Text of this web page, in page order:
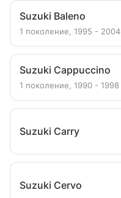
Suzuki Baleno
1 поколение, 1995 - 2004
Suzuki Cappuccino
1 поколение, 1990 - 1998
Suzuki Carry
Suzuki Cervo